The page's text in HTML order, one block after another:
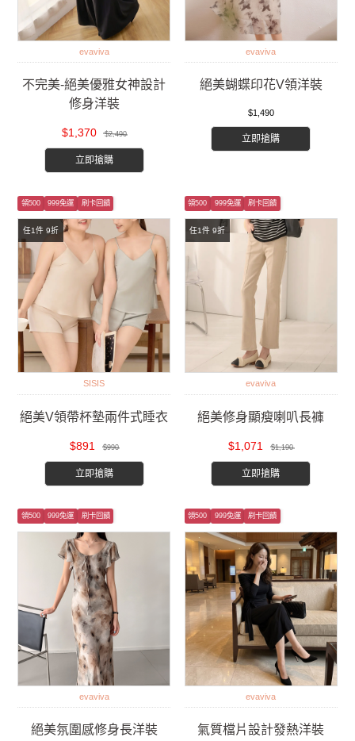
evaviva
不完美-絕美優雅女神設計
修身洋裝
$1,370 $2,490
立即搶購
evaviva
絕美蝴蝶印花V領洋裝
$1,490
立即搶購
任1件 9折
領500 999免運 刷卡回饋
SISIS
絕美V領帶杯墊兩件式睡衣
$891 $990
立即搶購
任1件 9折
領500 999免運 刷卡回饋
evaviva
絕美修身顯瘦喇叭長褲
$1,071 $1,190
立即搶購
領500 999免運 刷卡回饋
evaviva
絕美氛圍感修身長洋裝
領500 999免運 刷卡回饋
evaviva
氣質檔片設計發熱洋裝